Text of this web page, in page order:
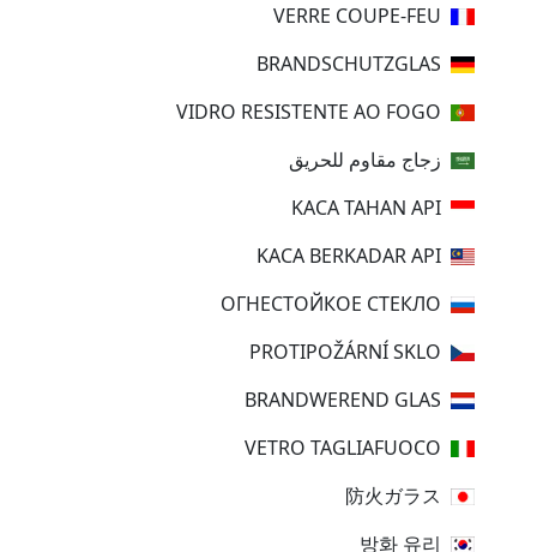
VERRE COUPE-FEU
BRANDSCHUTZGLAS
VIDRO RESISTENTE AO FOGO
زجاج مقاوم للحريق
KACA TAHAN API
KACA BERKADAR API
ОГНЕСТОЙКОЕ СТЕКЛО
PROTIPOŽÁRNÍ SKLO
BRANDWEREND GLAS
VETRO TAGLIAFUOCO
防火ガラス
방화 유리